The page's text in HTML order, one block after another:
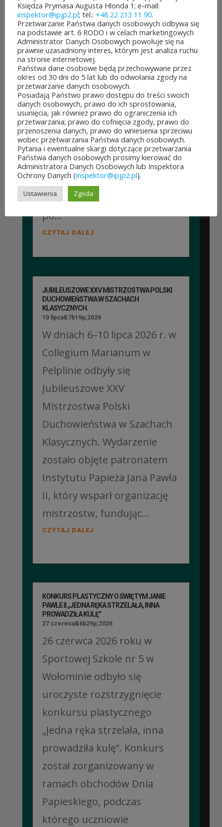
03 sierpnia&8b44p;2026
Można już głosować
na projekty zgłoszone do 7.
edycji Budżetu
Obywatelskiego Mazowsza.
To mieszkańcy zdecydują,
które pomysły dostaną
dofinansowanie z budżetu
samorządu województwa
mazowieckiego. Do rozdania
jest aż 30 mln zł! Mieszkańcy
województwa mazowieckiego
po...
CZYTAJ DALEJ
JUBILEUSZOWE XXV MISTRZOSTWA POLSKI
DUCHOWIEŃSTWA W SZACHACH
KLASYCZNYCH.
10 lipca&7b19p;2026
W dniach 6–10 lipca 2026 r. w
Collegium Marianum w
Pelplinie odbyły się
Jubileuszowe XXV
Mistrzostwa Polski
Duchowieństwa w Szachach
Klasycznych. Wydarzenie
zostało objęte patronatem
Instytutu Papieża Jana Pawła
II, który wsparł organizację
mistrzostw, fundując...
CZYTAJ DALEJ
KONKURS PLASTYCZNY O ŚWIĘTYM JANIE
PAWLE II „JEDNA RĘKA STRZELAŁA, INNA
PROWADZIŁA KULĘ”
27 czerwca&6b29p;2026
26 czerwca 2026 roku w
Sportowej Szkole nr 5 w
Wołominie odbyło się
uroczyste rozstrzygnięcie
konkursu plastycznego
„Jedna ręka strzelała, inna
prowadziła kulę”. Konkurs
został zorganizowany w
ramach obchodów Dnia
Papieskiego, podczas
którego uczniowie
Księdza Prymasa Augusta Hlonda 1; e-mail:
inspektor@ipjp2.pl; tel.: +48 22 213 11 90.
Przetwarzanie Państwa danych osobowych odbywa się
na podstawie art. 6 RODO i w celach marketingowych
Administrator Danych Osobowych powołuje się na
prawnie uzasadniony interes, którym jest analiza ruchu
na stronie internetowej.
Państwa dane osobowe będą przechowywane przez
okres od 30 dni do 5 lat lub do odwołania zgody na
przetwarzanie danych osobowych.
Posiadają Państwo prawo dostępu do treści swoich
danych osobowych, prawo do ich sprostowania,
usunięcia, jak również prawo do ograniczenia ich
przetwarzania; prawo do cofnięcia zgody, prawo do
przenoszenia danych, prawo do wniesienia sprzeciwu
wobec przetwarzania Państwa danych osobowych.
Pytania i ewentualne skargi dotyczące przetwarzania
Państwa danych osobowych prosimy kierować do
Administratora Danych Osobowych lub Inspektora
Ochrony Danych (inspektor@ipjp2.pl).
Ustawienia Zgoda